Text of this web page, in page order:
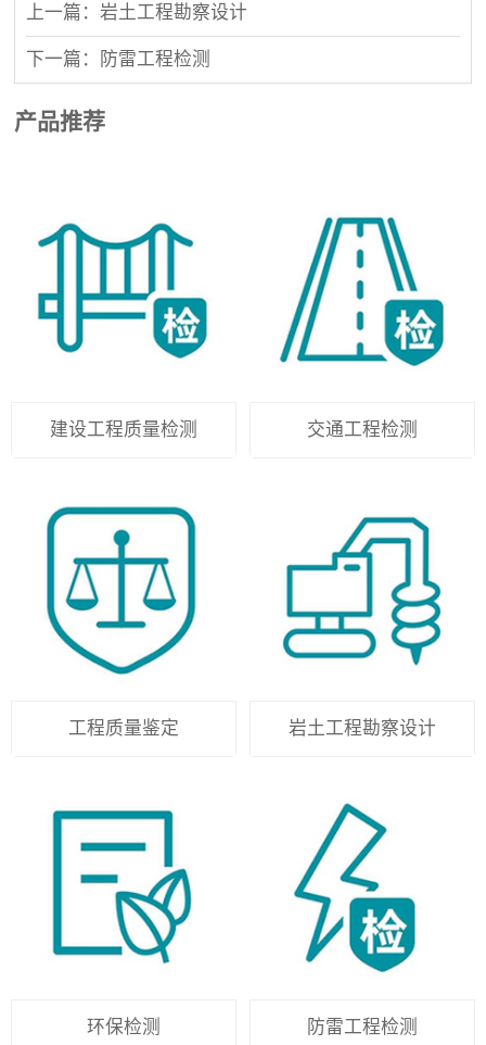
上一篇：岩土工程勘察设计
下一篇：防雷工程检测
产品推荐
建设工程质量检测 交通工程检测
工程质量鉴定 岩土工程勘察设计
环保检测 防雷工程检测